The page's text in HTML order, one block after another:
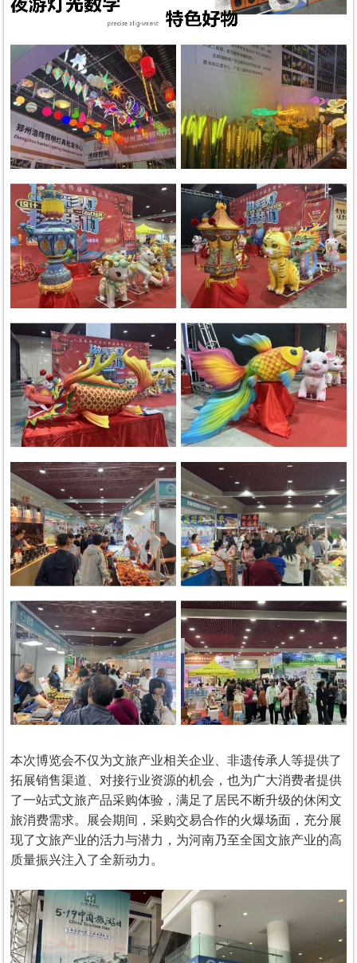
本次博览会不仅为文旅产业相关企业、非遗传承人等提供了
拓展销售渠道、对接行业资源的机会，也为广大消费者提供
了一站式文旅产品采购体验，满足了居民不断升级的休闲文
旅消费需求。展会期间，采购交易合作的火爆场面，充分展
现了文旅产业的活力与潜力，为河南乃至全国文旅产业的高
质量振兴注入了全新动力。